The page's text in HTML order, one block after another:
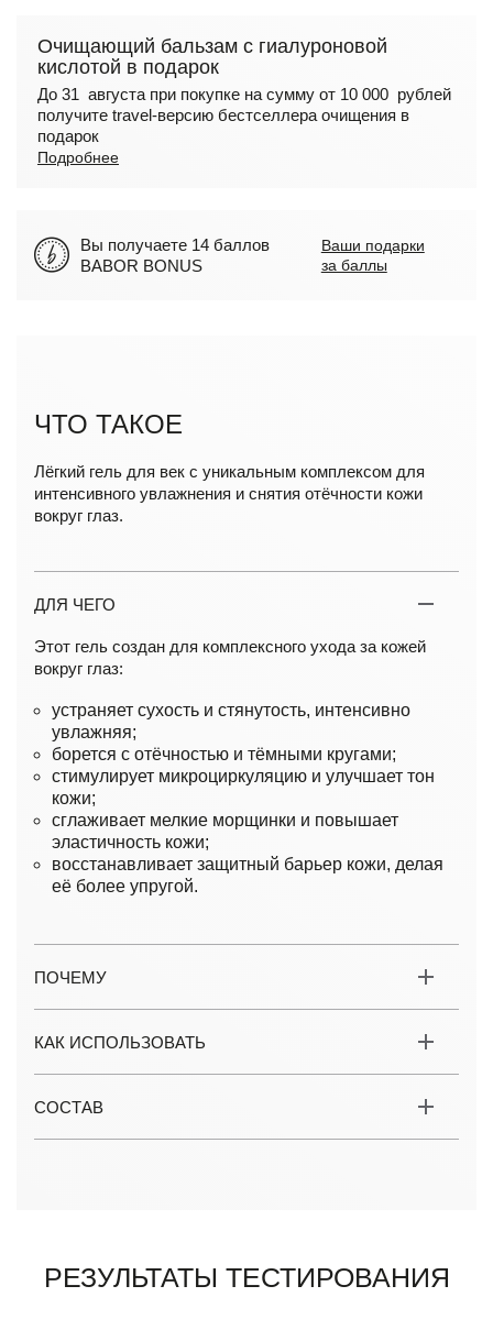
Очищающий бальзам с гиалуроновой
кислотой в подарок
До 31 августа при покупке на сумму от 10 000 рублей
получите travel-версию бестселлера очищения в
подарок
Подробнее
Вы получаете 14 баллов
BABOR BONUS
Ваши подарки
за баллы
ЧТО ТАКОЕ
Лёгкий гель для век с уникальным комплексом для
интенсивного увлажнения и снятия отёчности кожи
вокруг глаз.
ДЛЯ ЧЕГО
Этот гель создан для комплексного ухода за кожей
вокруг глаз:
устраняет сухость и стянутость, интенсивно
увлажняя;
борется с отёчностью и тёмными кругами;
стимулирует микроциркуляцию и улучшает тон
кожи;
сглаживает мелкие морщинки и повышает
эластичность кожи;
восстанавливает защитный барьер кожи, делая
её более упругой.
ПОЧЕМУ
КАК ИСПОЛЬЗОВАТЬ
СОСТАВ
Результаты тестирования